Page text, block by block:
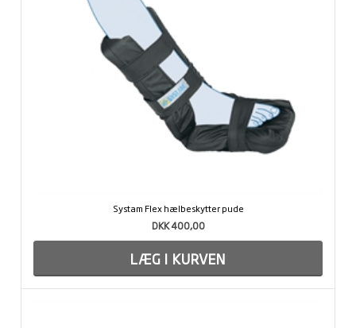
Systam Flex hælbeskytter pude
DKK 400,00